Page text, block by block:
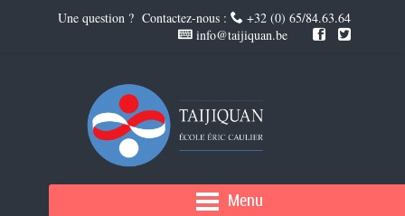
Menu
Une question ? Contactez-nous :
+32 (0) 65/84.63.64
info@taijiquan.be